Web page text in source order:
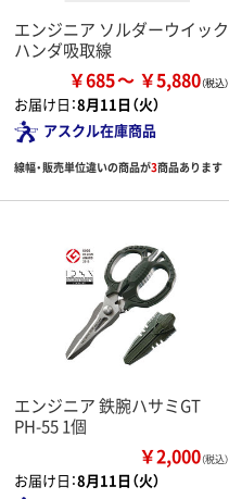
エンジニア ソルダーウイック
ハンダ吸取線
￥685 ￥5,880
お届け日：8月11日（火）
アスクル在庫商品
線幅・販売単位違いの商品が3商品あります
エンジニア 鉄腕ハサミGT
PH-55 1個
￥2,000（税込）
お届け日：8月11日（火）